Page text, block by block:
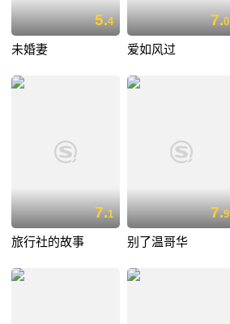
5.4
未婚妻
7.0
爱如风过
7.1
旅行社的故事
7.9
别了温哥华